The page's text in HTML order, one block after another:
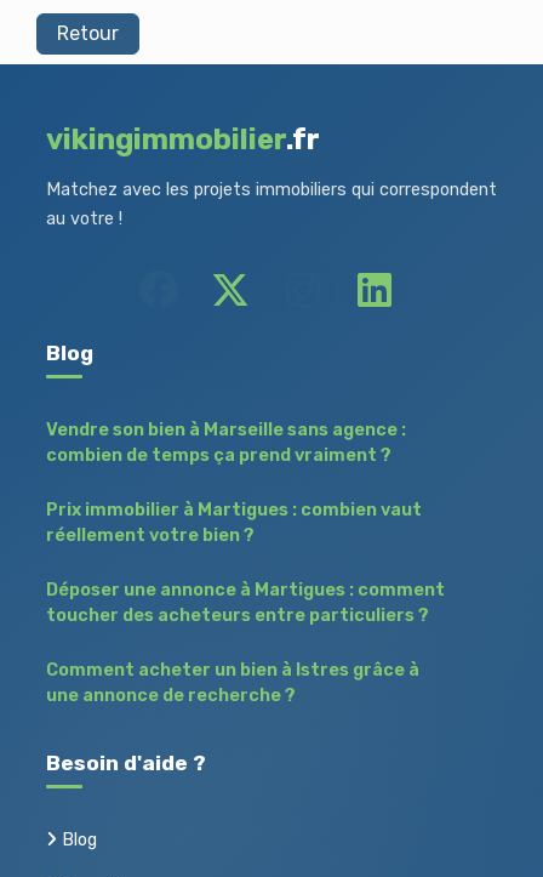
Retour
vikingimmobilier.fr
Matchez avec les projets immobiliers qui correspondent
au votre !
Blog
Vendre son bien à Marseille sans agence :
combien de temps ça prend vraiment ?
Prix immobilier à Martigues : combien vaut
réellement votre bien ?
Déposer une annonce à Martigues : comment
toucher des acheteurs entre particuliers ?
Comment acheter un bien à Istres grâce à
une annonce de recherche ?
Besoin d'aide ?
Blog